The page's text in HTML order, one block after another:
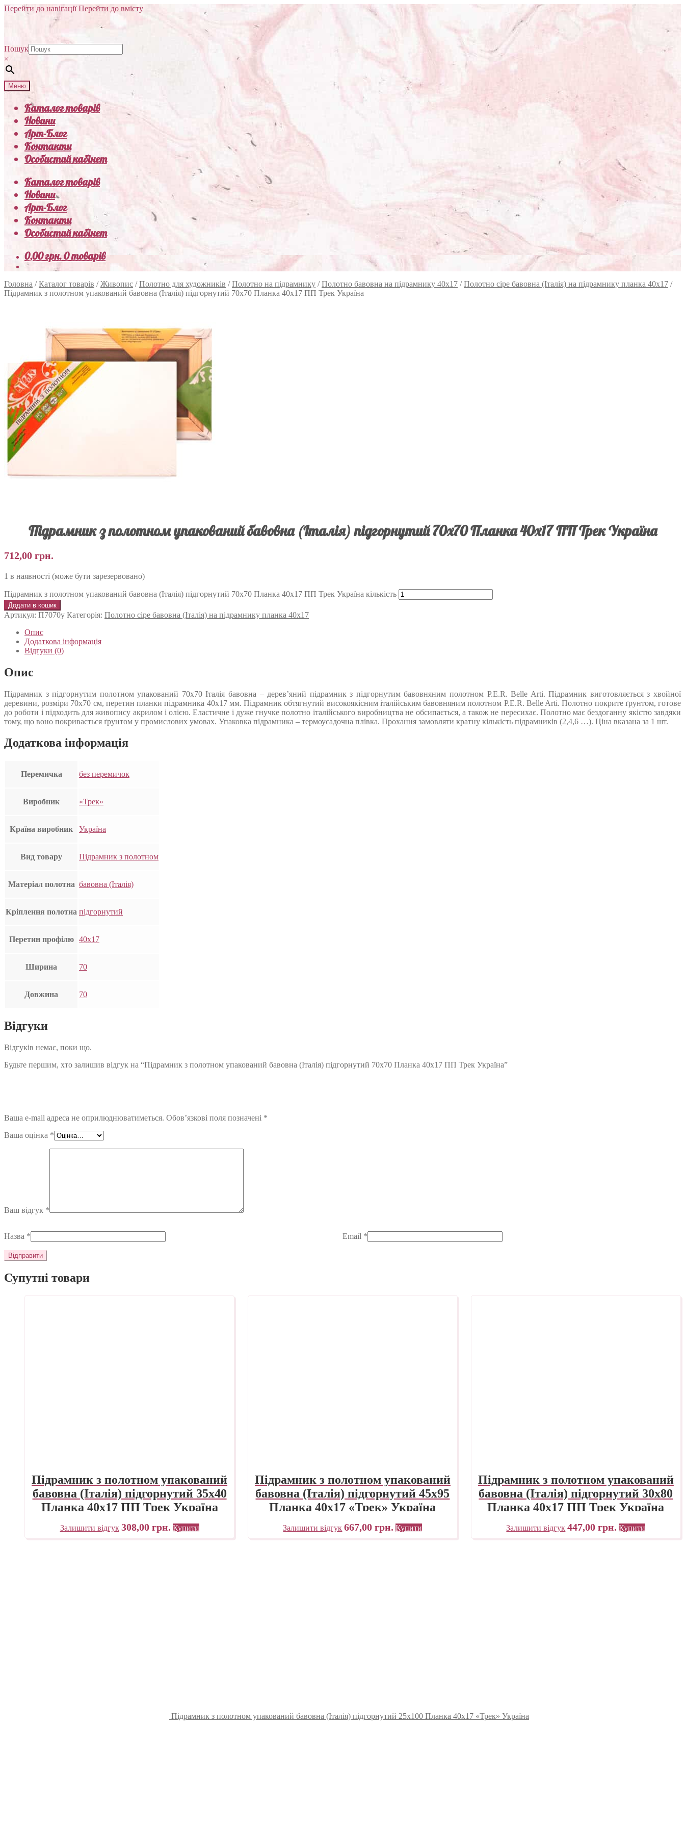
Перейти до навігації Перейти до вмісту
Пошук
×
Меню
Каталог товарів
Новини
Арт-Блог
Контакти
Особистий кабінет
Каталог товарів
Новини
Арт-Блог
Контакти
Особистий кабінет
0,00грн.0 товарів
Головна /Каталог товарів /Живопис /Полотно для художників /Полотно на підрамнику /Полотно бавовна на підрамнику 40х17 /Полотно сіре бавовна (Італія) на підрамнику планка 40х17 /
Підрамник з полотном упакований бавовна (Італія) підгорнутий 70х70 Планка 40х17 ПП Трек Україна
Підрамник з полотном упакований бавовна (Італія) підгорнутий 70х70 Планка 40х17 ПП Трек Україна
712,00 грн.
1 в наявності (може бути зарезервовано)
Підрамник з полотном упакований бавовна (Італія) підгорнутий 70х70 Планка 40х17 ПП Трек Україна кількість
Додати в кошик
Артикул: П7070у Категорія: Полотно сіре бавовна (Італія) на підрамнику планка 40х17
Опис
Додаткова інформація
Відгуки (0)
Опис
Підрамник з підгорнутим полотном упакований 70х70 Італія бавовна – дерев’яний підрамник з підгорнутим бавовняним полотном P.E.R. Belle Arti. Підрамник виготовляється з хвойної
деревини, розміри 70х70 см, перетин планки підрамника 40х17 мм. Підрамник обтягнутий високоякісним італійським бавовняним полотном P.E.R. Belle Arti. Полотно покрите ґрунтом, готове
до роботи і підходить для живопису акрилом і олією. Еластичне і дуже гнучке полотно італійського виробництва не обсипається, а також не пересихає. Полотно має бездоганну якістю завдяки
тому, що воно покривається ґрунтом у промислових умовах. Упаковка підрамника – термоусадочна плівка. Прохання замовляти кратну кількість підрамників (2,4,6 …). Ціна вказана за 1 шт.
Додаткова інформація
Перемичка без перемичок
Виробник «Трек»
Країна виробник Україна
Вид товару Підрамник з полотном
Матеріал полотна бавовна (Італія)
Кріплення полотна підгорнутий
Перетин профілю 40х17
Ширина 70
Довжина 70
Відгуки
Відгуків немає, поки що.
Будьте першим, хто залишив відгук на “Підрамник з полотном упакований бавовна (Італія) підгорнутий 70х70 Планка 40х17 ПП Трек Україна”
Ваша e-mail адреса не оприлюднюватиметься. Обов’язкові поля позначені *
Ваша оцінка *
Ваш відгук *
Назва * Email *
Супутні товари
Підрамник з полотном упакований
бавовна (Італія) підгорнутий 35х40
Планка 40х17 ПП Трек Україна
Залишити відгук 308,00 грн. Купити
Підрамник з полотном упакований
бавовна (Італія) підгорнутий 45х95
Планка 40х17 «Трек» Україна
Залишити відгук 667,00грн. Купити
Підрамник з полотном упакований
бавовна (Італія) підгорнутий 30х80
Планка 40х17 ПП Трек Україна
Залишити відгук 447,00грн. Купити
Підрамник з полотном упакований бавовна (Італія) підгорнутий 25х100 Планка 40х17 «Трек» Україна